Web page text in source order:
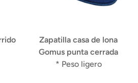
Zapatilla casa de lona
Gomus punta cerrada
* Peso ligero